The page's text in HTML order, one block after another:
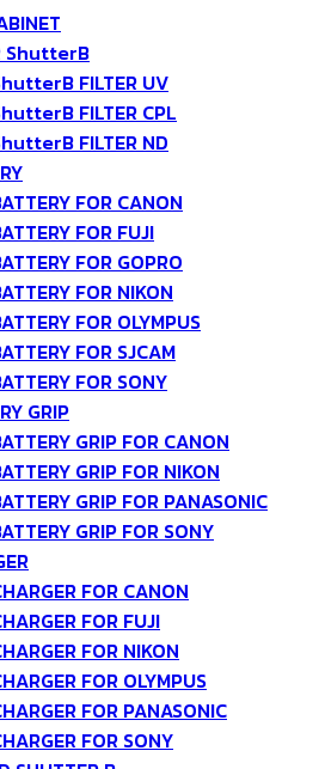
ShutterB
FILTER UV
FILTER CPL
FILTER ND
FOR CANON
FOR FUJI
FOR GOPRO
FOR NIKON
FOR OLYMPUS
FOR SJCAM
FOR SONY
GRIP
GRIP FOR CANON
GRIP FOR NIKON
GRIP FOR PANASONIC
GRIP FOR SONY
FOR CANON
FOR FUJI
FOR NIKON
FOR OLYMPUS
FOR PANASONIC
FOR SONY